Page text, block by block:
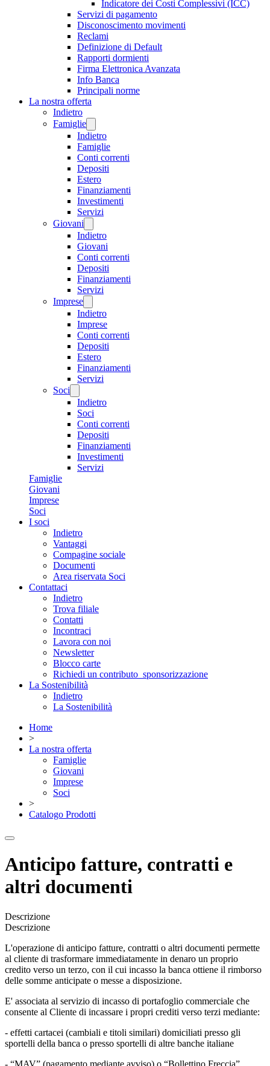
Indicatore dei Costi Complessivi (ICC)
Servizi di pagamento
Disconoscimento movimenti
Reclami
Definizione di Default
Rapporti dormienti
Firma Elettronica Avanzata
Info Banca
Principali norme
La nostra offerta
Indietro
Famiglie
Indietro
Famiglie
Conti correnti
Depositi
Estero
Finanziamenti
Investimenti
Servizi
Giovani
Indietro
Giovani
Conti correnti
Depositi
Finanziamenti
Servizi
Imprese
Indietro
Imprese
Conti correnti
Depositi
Estero
Finanziamenti
Servizi
Soci
Indietro
Soci
Conti correnti
Depositi
Finanziamenti
Investimenti
Servizi
Famiglie
Giovani
Imprese
Soci
I soci
Indietro
Vantaggi
Compagine sociale
Documenti
Area riservata Soci
Contattaci
Indietro
Trova filiale
Contatti
Incontraci
Lavora con noi
Newsletter
Blocco carte
Richiedi un contributo_sponsorizzazione
La Sostenibilità
Indietro
La Sostenibilità
Home
>
La nostra offerta
Famiglie
Giovani
Imprese
Soci
>
Catalogo Prodotti
Anticipo fatture, contratti e
altri documenti
Descrizione
Descrizione
L'operazione di anticipo fatture, contratti o altri documenti permette
al cliente di trasformare immediatamente in denaro un proprio
credito verso un terzo, con il cui incasso la banca ottiene il rimborso
delle somme anticipate o messe a disposizione.
E' associata al servizio di incasso di portafoglio commerciale che
consente al Cliente di incassare i propri crediti verso terzi mediante:
- effetti cartacei (cambiali e titoli similari) domiciliati presso gli
sportelli della banca o presso sportelli di altre banche italiane
- “MAV” (pagamento mediante avviso) o “Bollettino Freccia”